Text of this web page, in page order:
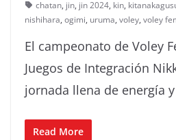
chatan, jin, jin 2024, kin,
nishihara, ogimi, uruma, voley, voley
El campeonato de Voley
Juegos de Integración
jornada llena de energía
Read More